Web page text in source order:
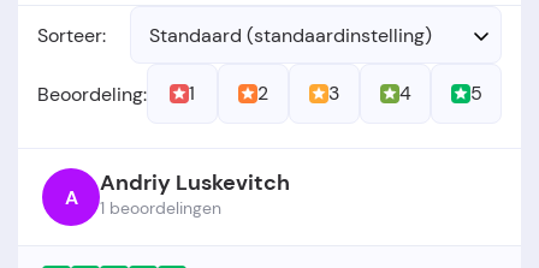
Sorteer: Standaard (standaardinstelling)
Beoordeling: 1 2 3 4 5
A Andriy Luskevitch
1 beoordelingen